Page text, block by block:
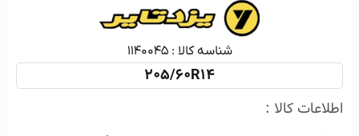
شناسه کالا :‌ ۱۱۴۰۰۴۵
205/60R14
اطلاعات کالا :